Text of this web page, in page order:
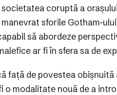
societatea coruptă a
sforile Gotham-
să abordeze
ar fi în sfera sa de
față de povestea obișnuită
o modalitate nouă de a